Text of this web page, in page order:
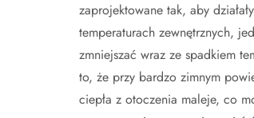
zaprojektowane tak, aby
temperaturach zewnętrznych,
zmniejszać wraz ze spadkiem
to, że przy bardzo zimnym
ciepła z otoczenia maleje, co